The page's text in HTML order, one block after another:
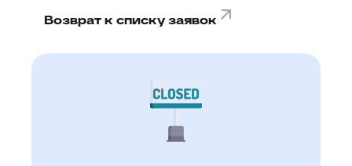
Возврат к списку заявок